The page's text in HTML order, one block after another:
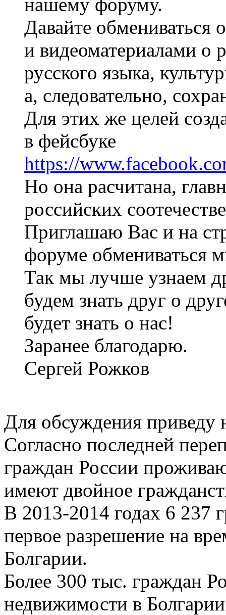
Давайте
и видеоматериалами о
русского языка,
а, следовательно,
Для этих же целей
в фейсбуке
https://
Но она расчитана,
российских
Приглашаю Вас и на
форуме обмениваться
Так мы лучше узнаем
будем знать друг о
будет знать о нас!
Заранее благодарю.
Сергей Рожков
Для обсуждения приведу
Согласно последней
граждан России
имеют двойное
В 2013-2014 годах 6 237
первое разрешение на
Болгарии.
Более 300 тыс. граждан
недвижимости в